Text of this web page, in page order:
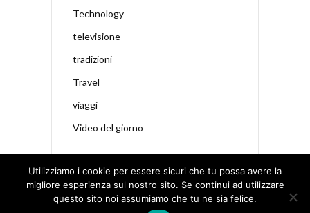
Technology
televisione
tradizioni
Travel
viaggi
Video del giorno
Utilizziamo i cookie per essere sicuri che tu possa avere la
migliore esperienza sul nostro sito. Se continui ad utilizzare
questo sito noi assumiamo che tu ne sia felice.